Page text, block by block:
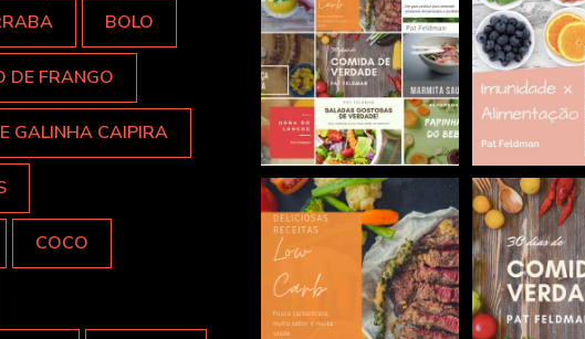
BOLO
DE FRANGO
GALINHA CAIPIRA
COCO